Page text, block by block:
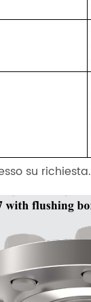
su richiesta.